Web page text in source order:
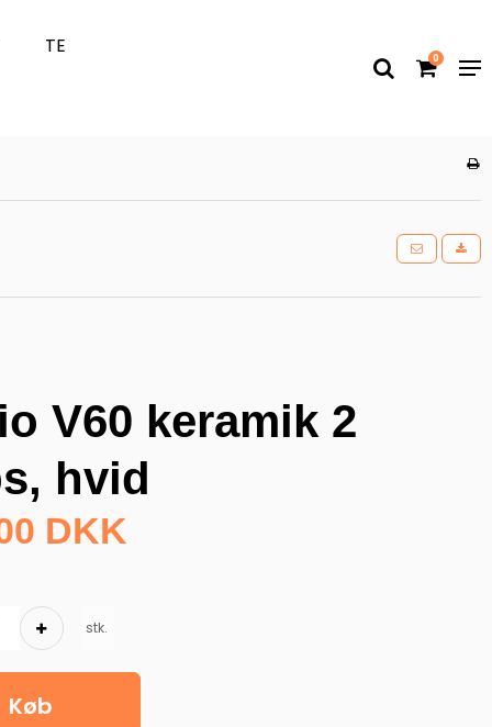
TE
0
V60 keramik 2
hvid
DKK
stk.
Køb